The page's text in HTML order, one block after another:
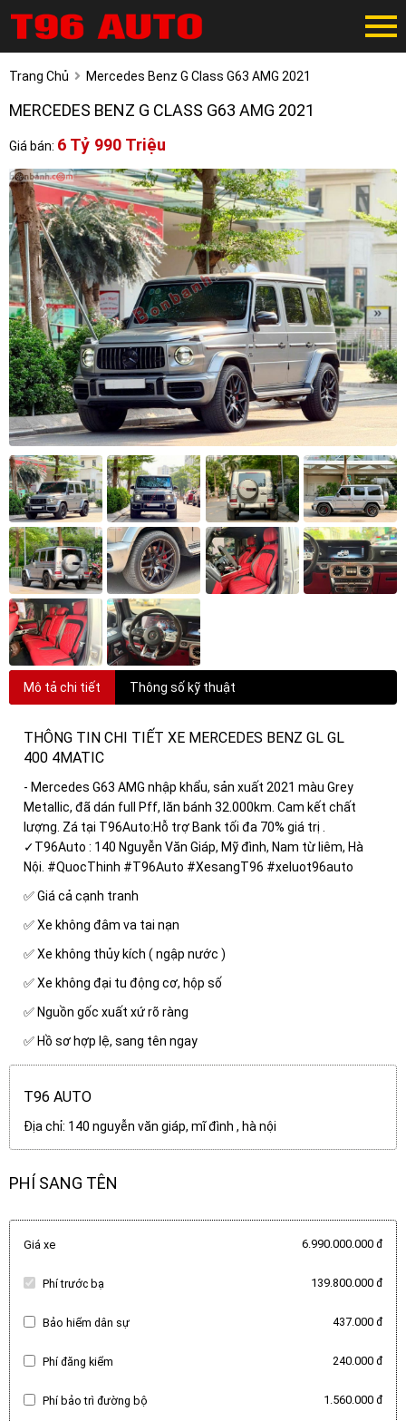
Trang Chủ Mercedes Benz G Class G63 AMG 2021
MERCEDES BENZ G CLASS G63 AMG 2021
Giá bán: 6 Tỷ 990 Triệu
Mô tả chi tiết Thông số kỹ thuật
THÔNG TIN CHI TIẾT XE MERCEDES BENZ GL GL
400 4MATIC
- Mercedes G63 AMG nhập khẩu, sản xuất 2021 màu Grey
Metallic, đã dán full Pff, lăn bánh 32.000km. Cam kết chất
lượng. Zá tại T96Auto:Hỗ trợ Bank tối đa 70% giá trị .
✓T96Auto : 140 Nguyễn Văn Giáp, Mỹ đình, Nam từ liêm, Hà
Nội. #QuocThinh #T96Auto #XesangT96 #xeluot96auto
✅ Giá cả cạnh tranh
✅ Xe không đâm va tai nạn
✅ Xe không thủy kích ( ngập nước )
✅ Xe không đại tu động cơ, hộp số
✅ Nguồn gốc xuất xứ rõ ràng
✅ Hồ sơ hợp lệ, sang tên ngay
T96 AUTO
Địa chỉ: 140 nguyễn văn giáp, mĩ đình , hà nội
PHÍ SANG TÊN
Giá xe 6.990.000.000 đ
Phí trước bạ 139.800.000 đ
Bảo hiểm dân sự 437.000 đ
Phí đăng kiểm 240.000 đ
Phí bảo trì đường bộ 1.560.000 đ